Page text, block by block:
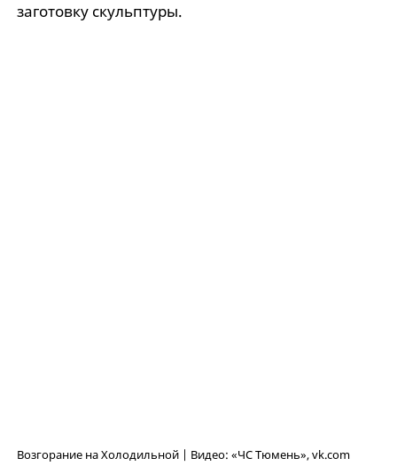
заготовку скульптуры.
Возгорание на Холодильной | Видео: «ЧС Тюмень», vk.com